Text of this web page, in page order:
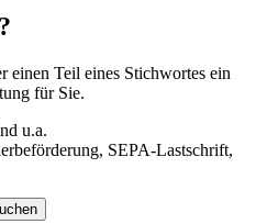
einen Teil eines Stichwortes ein
für Sie.
u.a.
SEPA-Lastschrift,